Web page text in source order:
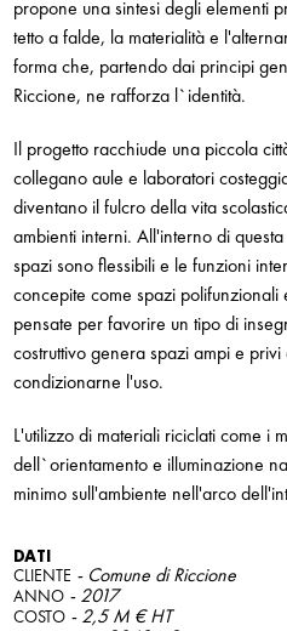
propone una sintesi degli elementi
tetto a falde, la materialità e l'alternanza
forma che, partendo dai principi
Riccione, ne rafforza l`identità.
Il progetto racchiude una piccola
collegano aule e laboratori
diventano il fulcro della vita
ambienti interni. All'interno di
spazi sono flessibili e le funzioni
concepite come spazi
pensate per favorire un tipo di
costruttivo genera spazi ampi e
condizionarne l'uso.
L'utilizzo di materiali riciclati come i
dell`orientamento e illuminazione
minimo sull'ambiente nell'arco
DATI
CLIENTE - Comune di Riccione
ANNO - 2017
COSTO - 2,5 M € HT